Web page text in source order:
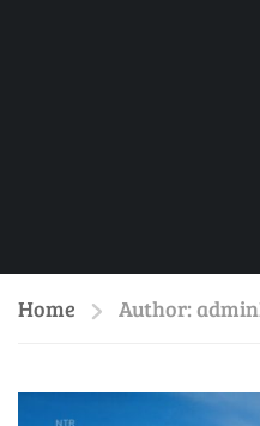
Home Author: admin